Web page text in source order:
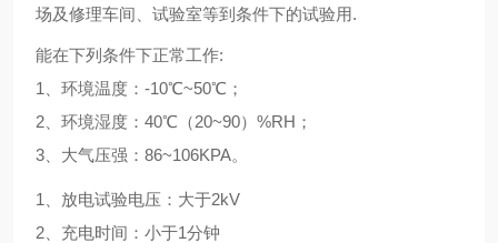
场及修理车间、试验室等到条件下的试验用.
能在下列条件下正常工作:
1、环境温度：-10℃~50℃；
2、环境湿度：40℃（20~90）%RH；
3、大气压强：86~106KPA。
1、放电试验电压：大于2kV
2、充电时间：小于1分钟